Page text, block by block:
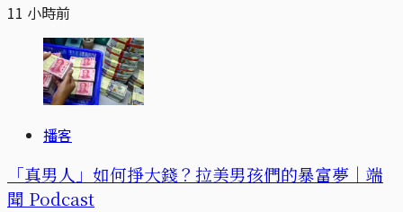
11 小時前
播客
「真男人」如何掙大錢？拉美男孩們的暴富夢｜端
聞 Podcast